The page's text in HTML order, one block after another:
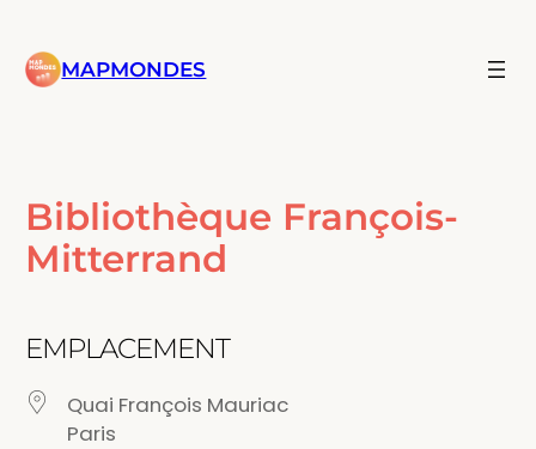
au
contenu
MAPMONDES
Bibliothèque François-
Mitterrand
EMPLACEMENT
Quai François Mauriac
Paris